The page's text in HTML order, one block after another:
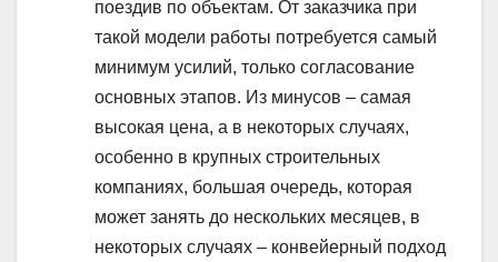
поездив по объектам. От заказчика при
такой модели работы потребуется самый
минимум усилий, только согласование
основных этапов. Из минусов – самая
высокая цена, а в некоторых случаях,
особенно в крупных строительных
компаниях, большая очередь, которая
может занять до нескольких месяцев, в
некоторых случаях – конвейерный подход